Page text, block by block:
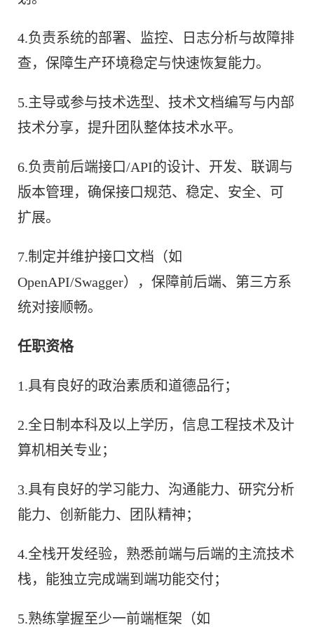
4.负责系统的部署、监控、日志分析与故障排
查，保障生产环境稳定与快速恢复能力。
5.主导或参与技术选型、技术文档编写与内部
技术分享，提升团队整体技术水平。
6.负责前后端接口/API的设计、开发、联调与
版本管理，确保接口规范、稳定、安全、可
扩展。
7.制定并维护接口文档（如
OpenAPI/Swagger），保障前后端、第三方系
统对接顺畅。
任职资格
1.具有良好的政治素质和道德品行；
2.全日制本科及以上学历，信息工程技术及计
算机相关专业；
3.具有良好的学习能力、沟通能力、研究分析
能力、创新能力、团队精神；
4.全栈开发经验，熟悉前端与后端的主流技术
栈，能独立完成端到端功能交付；
5.熟练掌握至少一前端框架（如